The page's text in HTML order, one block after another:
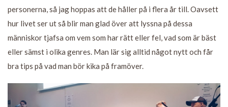
personerna, så jag hoppas att de håller på i flera år till. Oavsett
hur livet ser ut så blir man glad över att lyssna på dessa
människor tjafsa om vem som har rätt eller fel, vad som är bäst
eller sämst i olika genres. Man lär sig alltid något nytt och får
bra tips på vad man bör kika på framöver.